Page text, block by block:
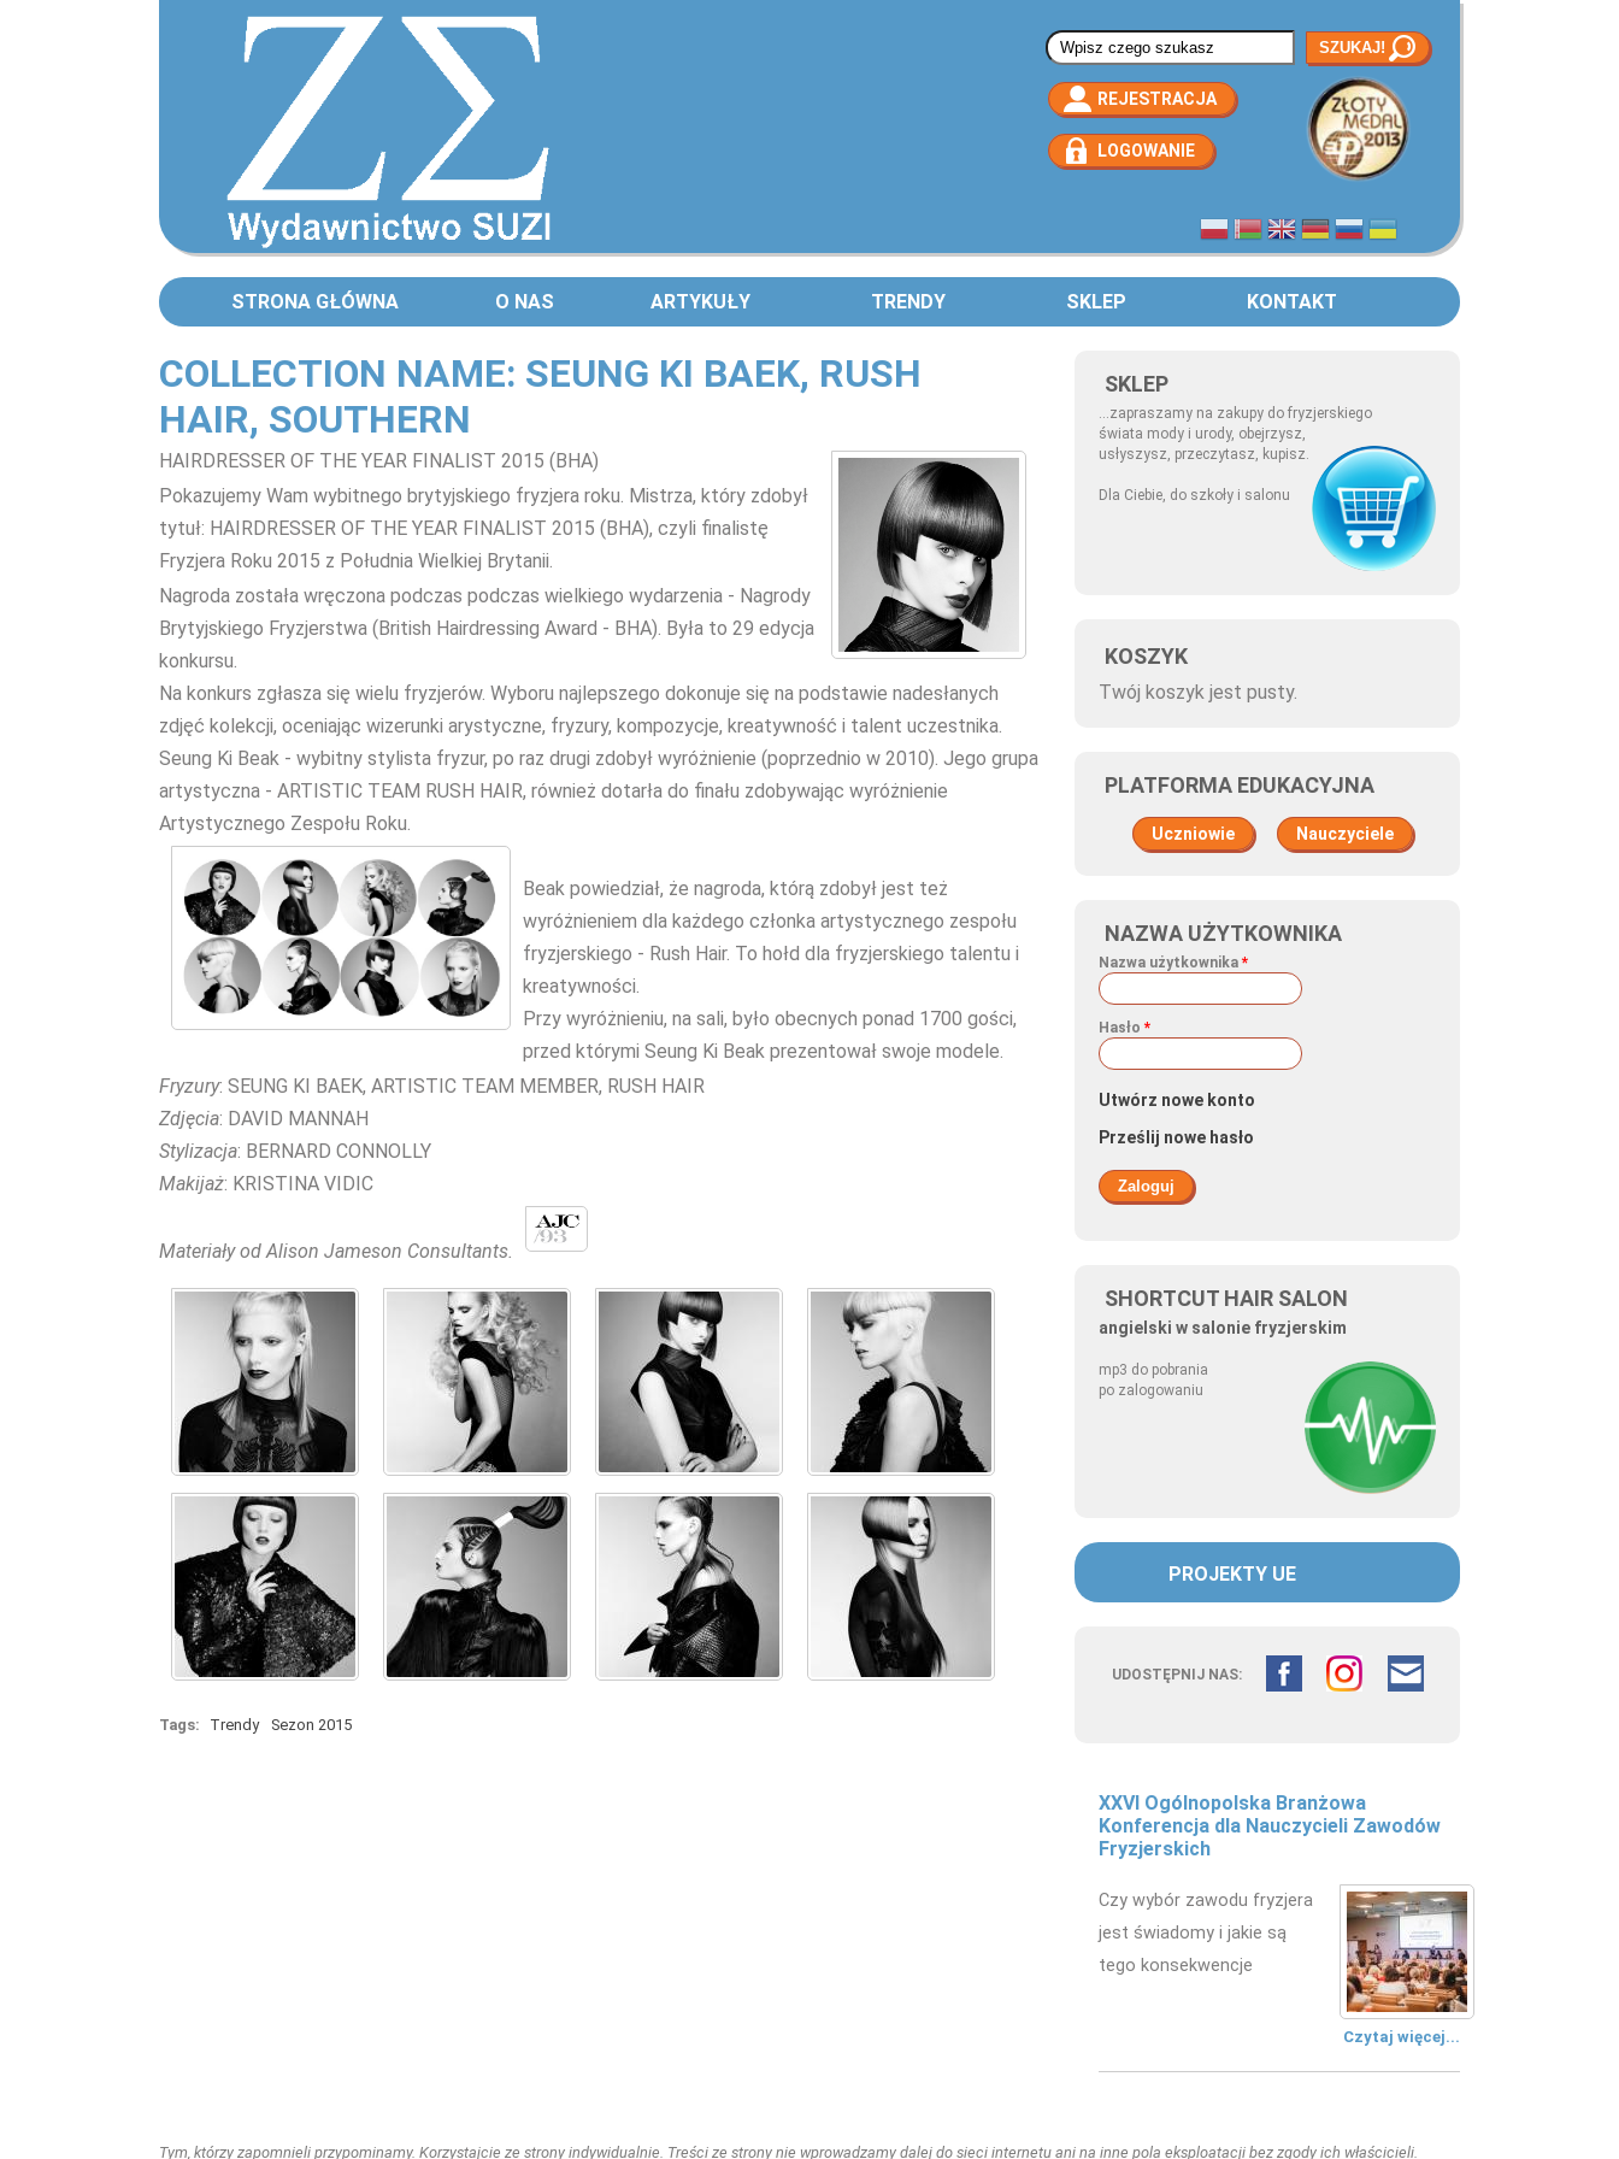
Formularz wyszukiwania
REJESTRACJA
LOGOWANIE
STRONA GŁÓWNA O NAS ARTYKUŁY TRENDY SKLEP KONTAKT
SKLEP
...zapraszamy na zakupy do fryzjerskiego
świata mody i urody, obejrzysz,
usłyszysz, przeczytasz, kupisz.
Dla Ciebie, do szkoły i salonu
KOSZYK
Twój koszyk jest pusty.
PLATFORMA EDUKACYJNA
Uczniowie Nauczyciele
NAZWA UŻYTKOWNIKA
Nazwa użytkownika *
Hasło *
Utwórz nowe konto
Prześlij nowe hasło
SHORTCUT HAIR SALON
angielski w salonie fryzjerskim
mp3 do pobrania
po zalogowaniu
PROJEKTY UE
UDOSTĘPNIJ NAS:
XXVI Ogólnopolska Branżowa
Konferencja dla Nauczycieli Zawodów
Fryzjerskich
Czy wybór zawodu fryzjera
jest świadomy i jakie są
tego konsekwencje
Czytaj więcej...
COLLECTION NAME: SEUNG KI BAEK, RUSH
HAIR, SOUTHERN
HAIRDRESSER OF THE YEAR FINALIST 2015 (BHA)
Pokazujemy Wam wybitnego brytyjskiego fryzjera roku. Mistrza, który zdobył
tytuł: HAIRDRESSER OF THE YEAR FINALIST 2015 (BHA), czyli finalistę
Fryzjera Roku 2015 z Południa Wielkiej Brytanii.
Nagroda została wręczona podczas podczas wielkiego wydarzenia - Nagrody
Brytyjskiego Fryzjerstwa (British Hairdressing Award - BHA). Była to 29 edycja
konkursu.
Na konkurs zgłasza się wielu fryzjerów. Wyboru najlepszego dokonuje się na podstawie nadesłanych
zdjęć kolekcji, oceniając wizerunki arystyczne, fryzury, kompozycje, kreatywność i talent uczestnika.
Seung Ki Beak - wybitny stylista fryzur, po raz drugi zdobył wyróżnienie (poprzednio w 2010). Jego grupa
artystyczna - ARTISTIC TEAM RUSH HAIR, również dotarła do finału zdobywając wyróżnienie
Artystycznego Zespołu Roku.
Beak powiedział, że nagroda, którą zdobył jest też
wyróżnieniem dla każdego członka artystycznego zespołu
fryzjerskiego - Rush Hair. To hołd dla fryzjerskiego talentu i
kreatywności.
Przy wyróżnieniu, na sali, było obecnych ponad 1700 gości,
przed którymi Seung Ki Beak prezentował swoje modele.
Fryzury: SEUNG KI BAEK, ARTISTIC TEAM MEMBER, RUSH HAIR
Zdjęcia: DAVID MANNAH
Stylizacja: BERNARD CONNOLLY
Makijaż: KRISTINA VIDIC
Materiały od Alison Jameson Consultants.
Tags: Trendy Sezon 2015
Tym, którzy zapomnieli przypominamy. Korzystajcie ze strony indywidualnie. Treści ze strony nie wprowadzamy dalej do sieci internetu ani na inne pola eksploatacji bez zgody ich właścicieli.